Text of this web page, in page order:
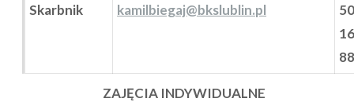
Skarbnik
kamilbiegaj@bkslublin.pl
ZAJĘCIA INDYWIDUALNE